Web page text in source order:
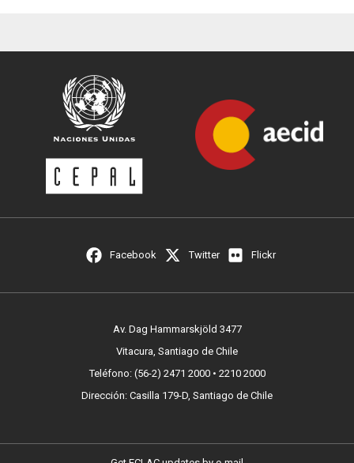
Facebook Twitter Flickr
Av. Dag Hammarskjöld 3477
Vitacura, Santiago de Chile
Teléfono: (56-2) 2471 2000 • 2210 2000
Dirección: Casilla 179-D, Santiago de Chile